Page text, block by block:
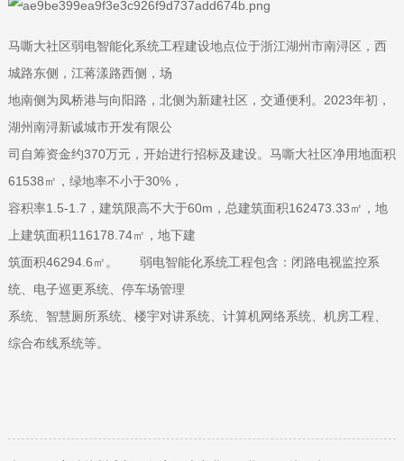
马嘶大社区弱电智能化系统工程建设地点位于浙江湖州市南浔区，西
城路东侧，江蒋漾路西侧，场
地南侧为凤桥港与向阳路，北侧为新建社区，交通便利。2023年初，
湖州南浔新诚城市开发有限公
司自筹资金约370万元，开始进行招标及建设。马嘶大社区净用地面积
61538㎡，绿地率不小于30%，
容积率1.5-1.7，建筑限高不大于60m，总建筑面积162473.33㎡，地
上建筑面积116178.74㎡，地下建
筑面积46294.6㎡。 弱电智能化系统工程包含：闭路电视监控系
统、电子巡更系统、停车场管理
系统、智慧厕所系统、楼宇对讲系统、计算机网络系统、机房工程、
综合布线系统等。